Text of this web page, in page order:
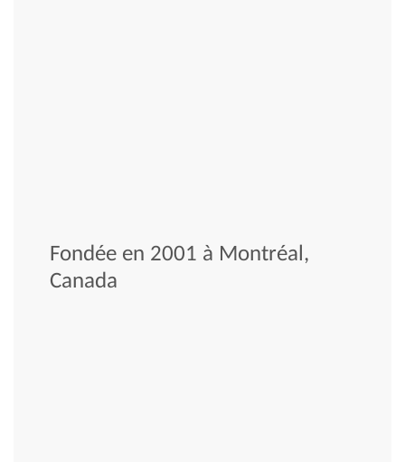
Fondée en 2001 à Montréal,
Canada